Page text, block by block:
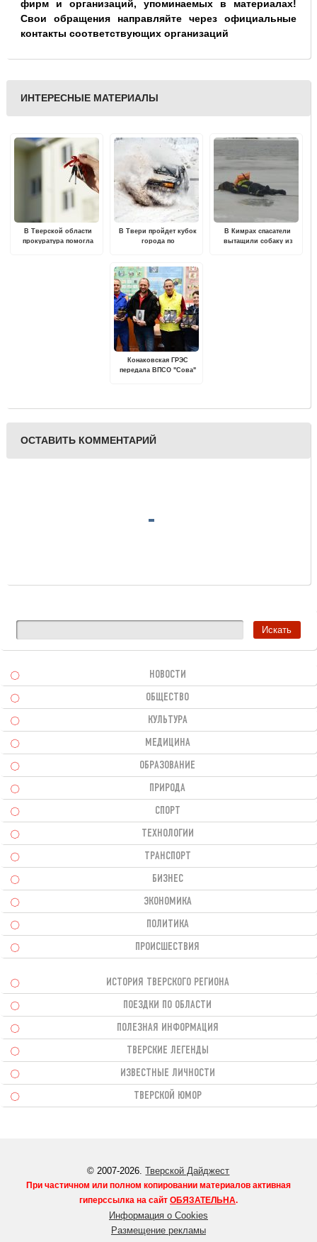
фирм и организаций, упоминаемых в материалах!
Свои обращения направляйте через официальные
контакты соответствующих организаций
ИНТЕРЕСНЫЕ МАТЕРИАЛЫ
В Тверской области
прокуратура помогла
В Твери пройдет кубок
города по
В Кимрах спасатели
вытащили собаку из
Конаковская ГРЭС
передала ВПСО "Сова"
ОСТАВИТЬ КОММЕНТАРИЙ
НОВОСТИ
ОБЩЕСТВО
КУЛЬТУРА
МЕДИЦИНА
ОБРАЗОВАНИЕ
ПРИРОДА
СПОРТ
ТЕХНОЛОГИИ
ТРАНСПОРТ
БИЗНЕС
ЭКОНОМИКА
ПОЛИТИКА
ПРОИСШЕСТВИЯ
ИСТОРИЯ ТВЕРСКОГО РЕГИОНА
ПОЕЗДКИ ПО ОБЛАСТИ
ПОЛЕЗНАЯ ИНФОРМАЦИЯ
ТВЕРСКИЕ ЛЕГЕНДЫ
ИЗВЕСТНЫЕ ЛИЧНОСТИ
ТВЕРСКОЙ ЮМОР
© 2007-2026.Тверской Дайджест
При частичном или полном копировании материалов активная
гиперссылка на сайт ОБЯЗАТЕЛЬНА.
Информация о Cookies
Размещение рекламы